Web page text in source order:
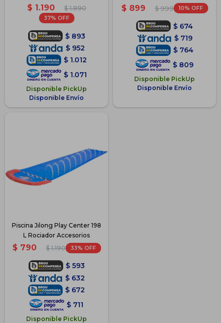
Arco
$ 1.190 $ 1.890
37
$ 893
$ 952
$ 1.012
$ 1.071
Disponible PickUp
Disponible Envío
Azul
$ 899 $ 999 10
$ 674
$ 719
$ 764
$ 809
Disponible PickUp
Disponible Envío
Piscina Jilong Play Center 198
L Rociador Accesorios
$ 790 $ 1.190 33
$ 593
$ 632
$ 672
$ 711
Disponible PickUp